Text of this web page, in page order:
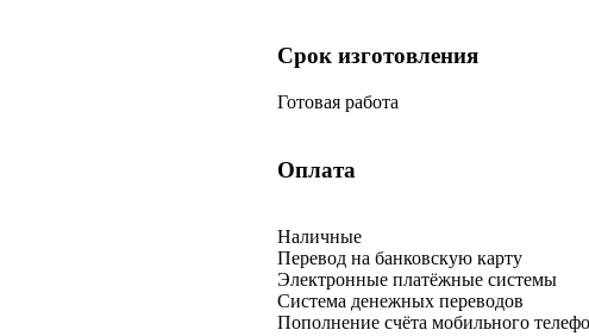
Срок изготовления
Готовая работа
Оплата
Наличные
Перевод на банковскую карту
Электронные платёжные системы
Система денежных переводов
Пополнение счёта мобильного